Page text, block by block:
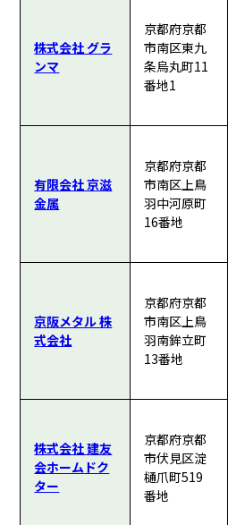
株式会社 グラ
ンマ
京都府京都
市南区東九
条烏丸町11
番地1
有限会社 京滋
金属
京都府京都
市南区上鳥
羽中河原町
16番地
京阪メタル 株
式会社
京都府京都
市南区上鳥
羽南鉾立町
13番地
株式会社 建友
会ホームドク
ター
京都府京都
市伏見区淀
樋爪町519
番地